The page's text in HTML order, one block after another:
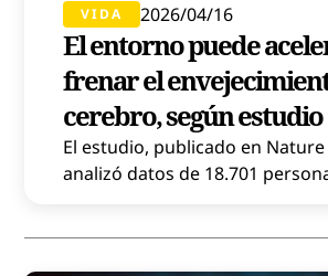
VIDA 2026/04/16
El entorno puede
frenar el
cerebro, según estudio
El estudio, publicado en
analizó datos de 18.701